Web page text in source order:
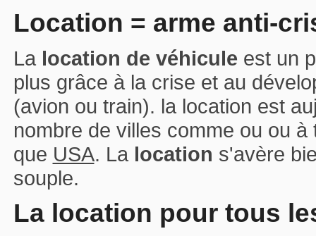
Location = arme anti-
La location de véhicule est un
plus grâce à la crise et au
(avion ou train). la location est
nombre de villes comme ou ou
que USA. Lalocation s'avère
souple.
La location pour tous